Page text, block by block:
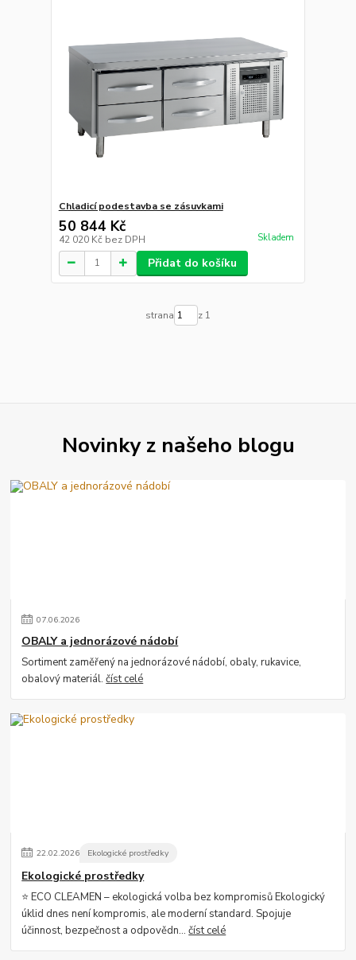
Chladicí podestavba se zásuvkami
50 844 Kč
42 020 Kč bez DPH Skladem
Přidat do košíku
strana z 1
Novinky z našeho blogu
07.06.2026
OBALY a jednorázové nádobí
Sortiment zaměřený na jednorázové nádobí, obaly, rukavice,
obalový materiál.číst celé
22.02.2026 Ekologické prostředky
Ekologické prostředky
⭐ ECO CLEAMEN – ekologická volba bez kompromisů Ekologický
úklid dnes není kompromis, ale moderní standard. Spojuje
účinnost, bezpečnost a odpovědn...číst celé